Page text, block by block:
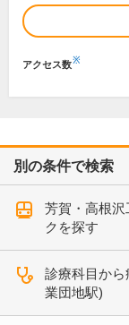
アクセス数※
別の条件で検索
芳賀・高根
クを探す
診療科目か
業団地駅)